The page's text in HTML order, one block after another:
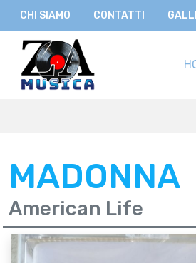
CHI SIAMO CONTATTI
MADONNA
American Life